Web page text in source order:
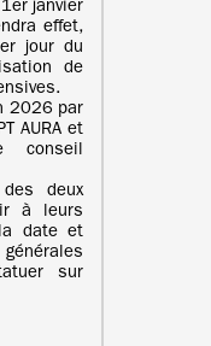
janvier
effet,
jour du
de
2026 par
AURA et
des deux
à leurs
date et
sur